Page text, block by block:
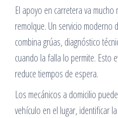
El apoyo en carretera va mucho
remolque. Un servicio moderno
combina grúas, diagnóstico
cuando la falla lo permite. Esto
reduce tiempos de espera.
Los mecánicos a domicilio
vehículo en el lugar, identificar